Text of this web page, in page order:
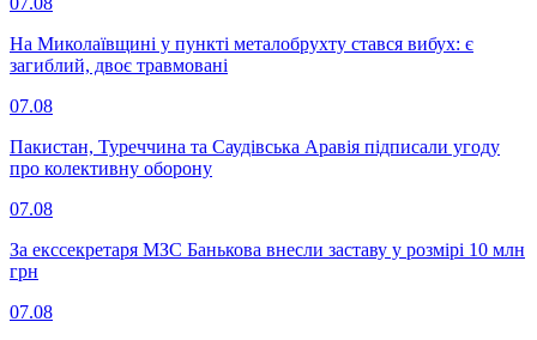
На Миколаївщині у пункті металобрухту стався вибух: є
загиблий, двоє травмовані
07.08
Пакистан, Туреччина та Саудівська Аравія підписали угоду
про колективну оборону
07.08
За екссекретаря МЗС Банькова внесли заставу у розмірі 10 млн
грн
07.08